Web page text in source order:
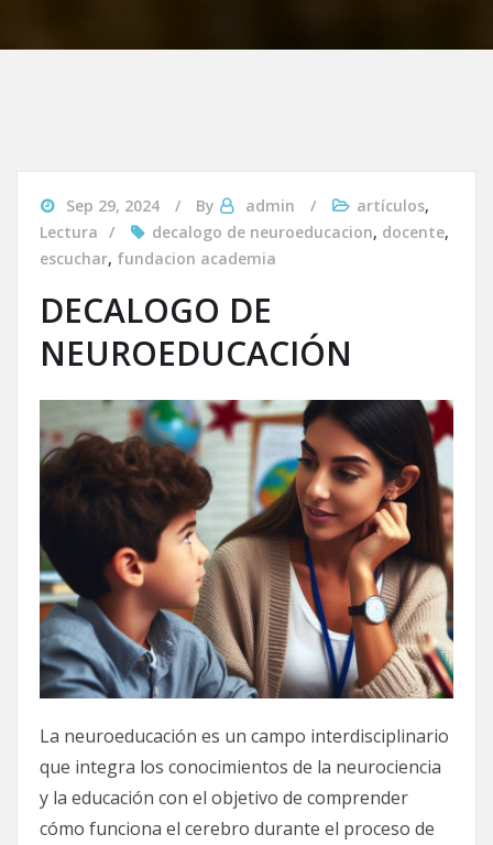
Sep 29, 2024 By admin artículos,
Lectura
decalogo de neuroeducacion, docente,
escuchar, fundacion academia
DECALOGO DE
NEUROEDUCACIÓN
La neuroeducación es un campo interdisciplinario
que integra los conocimientos de la neurociencia
y la educación con el objetivo de comprender
cómo funciona el cerebro durante el proceso de